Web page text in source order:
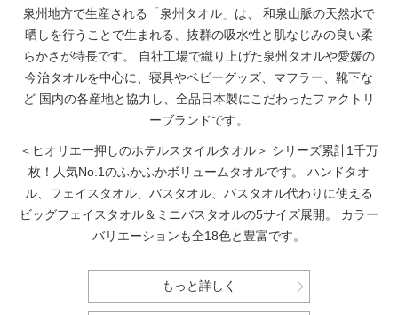
泉州地方で生産される「泉州タオル」は、
和泉山脈の天然水で
晒しを行うことで生まれる、抜群の吸水性と肌なじみの良い柔
らかさが特長です。
自社工場で織り上げた泉州タオルや愛媛の
今治タオルを中心に、寝具やベビーグッズ、マフラー、靴下な
ど 国内の各産地と協力し、全品日本製にこだわったファクトリ
ーブランドです。
＜ヒオリエ一押しのホテルスタイルタオル＞ シリーズ累計1千万
枚！人気No.1のふかふかボリュームタオルです。
ハンドタオ
ル、フェイスタオル、バスタオル、バスタオル代わりに使える
ビッグフェイスタオル＆ミニバスタオルの5サイズ展開。
カラー
バリエーションも全18色と豊富です。
もっと詳しく